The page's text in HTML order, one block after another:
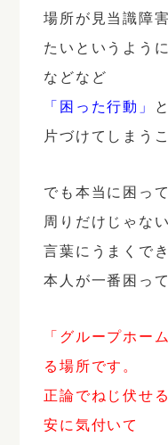
場所が見当識障
たいというよう
などなど
「困った行動」
片づけてしまう
でも本当に困っ
周りだけじゃな
言葉にうまくで
本人が一番困っ
「グループホー
る場所です。
正論でねじ伏せ
安に気付いて